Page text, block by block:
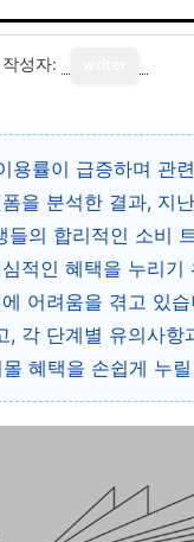
작성자:
률이 급증하며 관
을 분석한 결과, 지
의 합리적인 소비
적인 혜택을 누리기
어려움을 겪고 있
각 단계별 유의사항
혜택을 손쉽게 누